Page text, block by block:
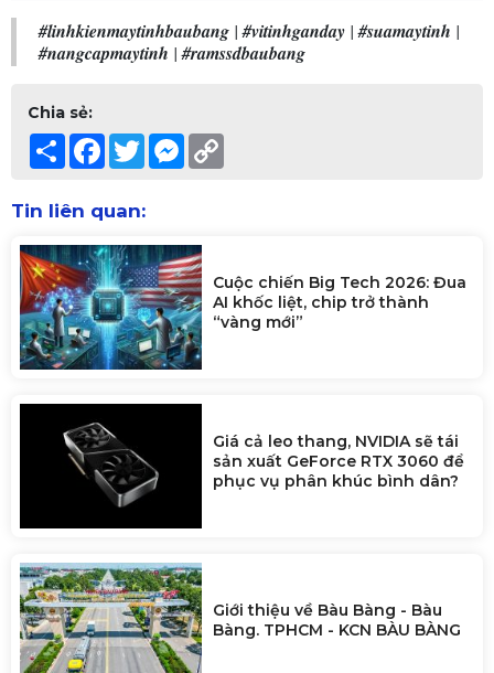
#linhkienmaytinhbaubang |#vitinhganday |#suamaytinh |
#nangcapmaytinh |#ramssdbaubang
Chia sẻ:
Share Facebook
TwitterMessenger
Tin liên quan:
Cuộc chiến Big Tech 2026: Đua
AI khốc liệt, chip trở thành
“vàng mới”
Giá cả leo thang, NVIDIA sẽ tái
sản xuất GeForce RTX 3060 để
phục vụ phân khúc bình dân?
Giới thiệu về Bàu Bàng - Bàu
Bàng. TPHCM - KCN BÀU BÀNG